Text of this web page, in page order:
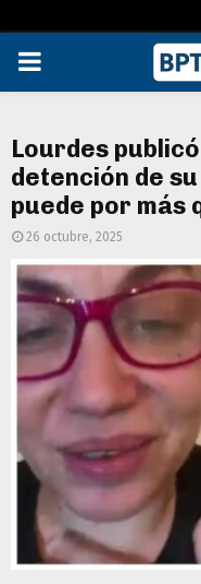
PRIMARY
Lourdes
detención de
puede por más
26 octubre, 2025